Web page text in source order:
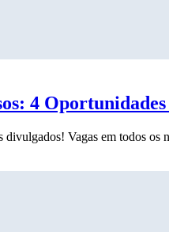
4
Vagas em todos os